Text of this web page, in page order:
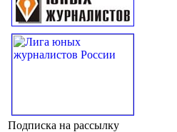
Подписка на рассылку